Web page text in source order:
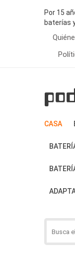
Por 15
baterías
CASA